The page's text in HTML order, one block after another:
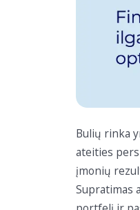
Bulių rinka
ateities
įmonių
Supratimas